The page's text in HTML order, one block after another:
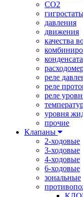
CO2
давления
движения
качества
конденсата
реле
реле
реле
уровня
прочие
Клапаны
2-ходовые
3-ходовые
4-ходовые
6-ходовые
зональные